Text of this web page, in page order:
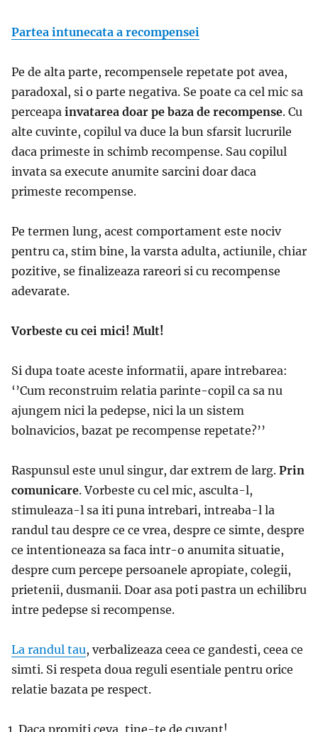
Partea intunecata a recompensei
Pe de alta parte, recompensele repetate pot avea,
paradoxal, si o parte negativa. Se poate ca cel mic sa
perceapa invatarea doar pe baza de recompense. Cu
alte cuvinte, copilul va duce la bun sfarsit lucrurile
daca primeste in schimb recompense. Sau copilul
invata sa execute anumite sarcini doar daca
primeste recompense.
Pe termen lung, acest comportament este nociv
pentru ca, stim bine, la varsta adulta, actiunile, chiar
pozitive, se finalizeaza rareori si cu recompense
adevarate.
Vorbeste cu cei mici! Mult!
Si dupa toate aceste informatii, apare intrebarea:
‘’Cum reconstruim relatia parinte-copil ca sa nu
ajungem nici la pedepse, nici la un sistem
bolnavicios, bazat pe recompense repetate?’’
Raspunsul este unul singur, dar extrem de larg. Prin
comunicare. Vorbeste cu cel mic, asculta-l,
stimuleaza-l sa iti puna intrebari, intreaba-l la
randul tau despre ce ce vrea, despre ce simte, despre
ce intentioneaza sa faca intr-o anumita situatie,
despre cum percepe persoanele apropiate, colegii,
prietenii, dusmanii. Doar asa poti pastra un echilibru
intre pedepse si recompense.
La randul tau, verbalizeaza ceea ce gandesti, ceea ce
simti. Si respeta doua reguli esentiale pentru orice
relatie bazata pe respect.
Daca promiti ceva, tine-te de cuvant!